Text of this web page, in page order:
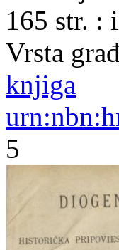
165 str. :
Vrsta
knjiga
5